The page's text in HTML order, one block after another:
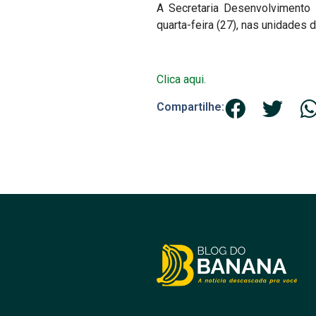
A Secretaria
quarta-feira (27), nas unidades
Clica aqui.
Compartilhe: